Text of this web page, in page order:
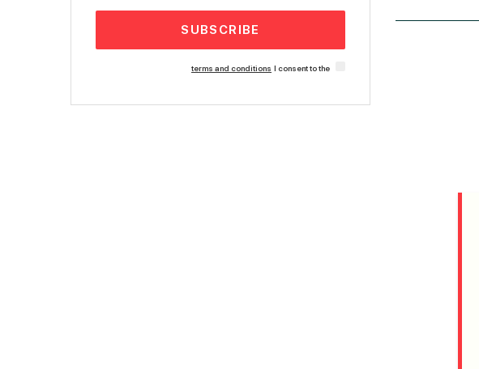
SUBSCRIBE
I consent to the
terms and conditions